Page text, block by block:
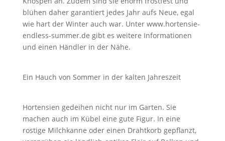
blühen daher garantiert jedes Jahr aufs Neue, egal
wie hart der Winter auch war. Unter www.hortensie-
endless-summer.de gibt es weitere Informationen
und einen Händler in der Nähe.
Ein Hauch von Sommer in der kalten Jahreszeit
Hortensien gedeihen nicht nur im Garten. Sie
machen auch im Kübel eine gute Figur. In eine
rostige Milchkanne oder einen Drahtkorb gepflanzt,